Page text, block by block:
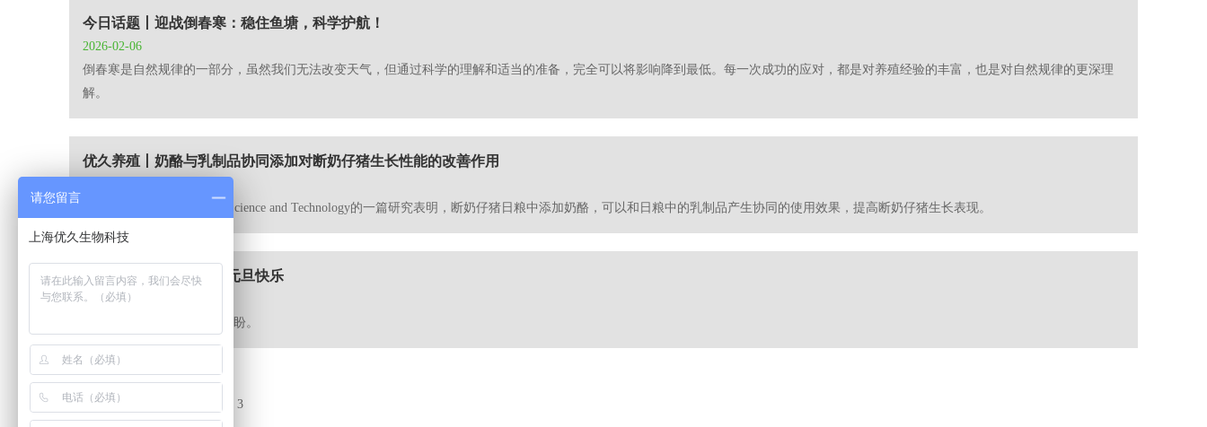
今日话题丨迎战倒春寒：稳住鱼塘，科学护航！
2026-02-06
倒春寒是自然规律的一部分，虽然我们无法改变天气，但通过科学的理解和适当的准备，完全可以将影响降到最低。每一次成功的应对，都是对养殖经验的丰富，也是对自然规律的更深理
解。
优久养殖丨奶酪与乳制品协同添加对断奶仔猪生长性能的改善作用
2021年发表在Animal Feed Science and Technology的一篇研究表明，断奶仔猪日粮中添加奶酪，可以和日粮中的乳制品产生协同的使用效果，提高断奶仔猪生长表现。
今日元旦丨马踏新程，元旦快乐
2026-01-01
过往皆为序章，将来皆为可盼。
17 条记录 3/3 页 3
请您留言
上海优久生物科技